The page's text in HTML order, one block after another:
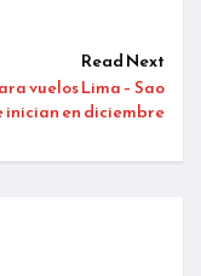
Read Next
vuelos Lima – Sao
inician en diciembre